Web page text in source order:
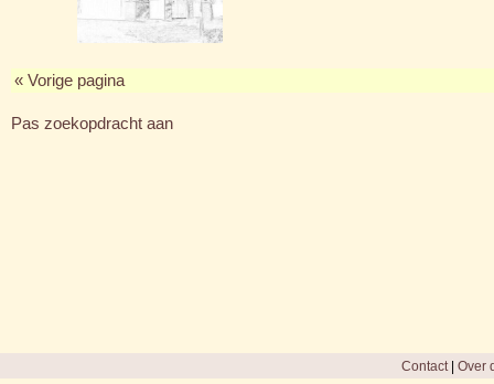
« Vorige pagina
Pas zoekopdracht aan
Contact| Over